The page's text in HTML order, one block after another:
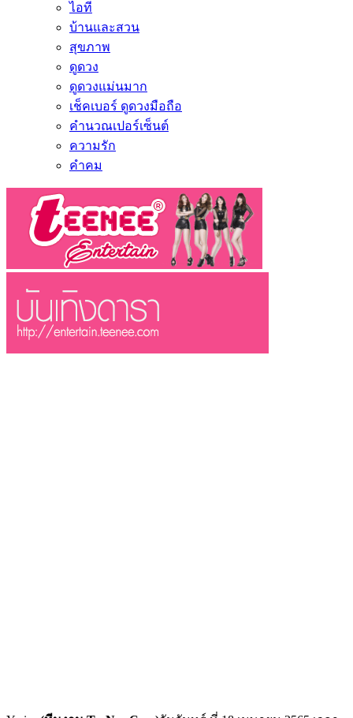
ไอที
บ้านและสวน
สุขภาพ
ดูดวง
ดูดวงแม่นมาก
เช็คเบอร์ ดูดวงมือถือ
คำนวณเปอร์เซ็นต์
ความรัก
คำคม